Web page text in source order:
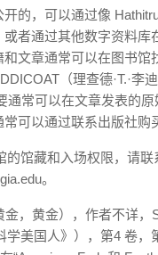
的，可以通过像
者通过其他数字资料库
文章通常可以在图书馆
（理查德·T.·李
通常可以在文章发表的
常可以通过联系出版社购
的馆藏和入场权限，请联
。
金，黄金），作者不详，
学美国人》），第4 卷，